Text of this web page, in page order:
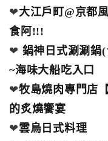
❤大江戶町@京都
食阿!!!
❤ 鍋神日式涮涮鍋
~海味大船吃入口
❤牧島燒肉專門
的炙燒饗宴
❤雲烏日式料理